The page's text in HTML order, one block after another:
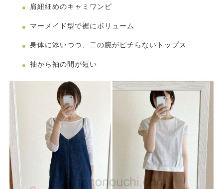
肩紐細めのキャミワンピ
マーメイド型で裾にボリューム
身体に添いつつ、二の腕がピチらないトップス
袖から袖の間が短い